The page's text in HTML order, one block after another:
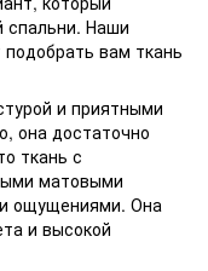
спальни. Наши
вам ткань
и приятными
она достаточно
ткань с
матовыми
ощущениями. Она
и высокой